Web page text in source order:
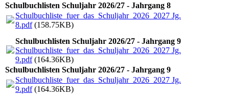
Schulbuchlisten Schuljahr 2026/27 - Jahrgang 8
Schulbuchliste_fuer_das_Schuljahr_2026_2027 Jg.
8.pdf(158.75KB)
Schulbuchlisten Schuljahr 2026/27 - Jahrgang 9
Schulbuchliste_fuer_das_Schuljahr_2026_2027 Jg.
9.pdf(164.36KB)
Schulbuchlisten Schuljahr 2026/27 - Jahrgang 9
Schulbuchliste_fuer_das_Schuljahr_2026_2027 Jg.
9.pdf(164.36KB)